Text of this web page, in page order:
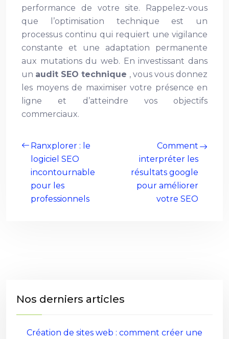
performance de votre site. Rappelez-vous
que l’optimisation technique est un
processus continu qui requiert une vigilance
constante et une adaptation permanente
aux mutations du web. En investissant dans
un audit SEO technique , vous vous donnez
les moyens de maximiser votre présence en
ligne et d’atteindre vos objectifs
commerciaux.
Ranxplorer : le
logiciel SEO
incontournable
pour les
professionnels
Comment
interpréter les
résultats google
pour améliorer
votre SEO
Nos derniers articles
Création de sites web : comment créer une